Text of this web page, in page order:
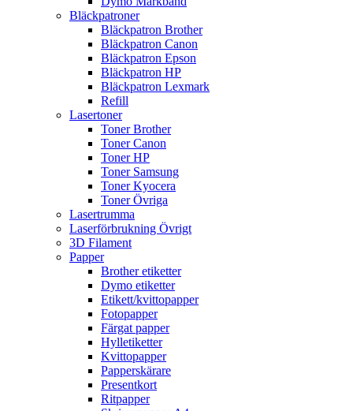
Bläckpatroner
Bläckpatron Brother
Bläckpatron Canon
Bläckpatron Epson
Bläckpatron HP
Bläckpatron Lexmark
Refill
Lasertoner
Toner Brother
Toner Canon
Toner HP
Toner Samsung
Toner Kyocera
Toner Övriga
Lasertrumma
Laserförbrukning Övrigt
3D Filament
Papper
Brother etiketter
Dymo etiketter
Etikett/kvittopapper
Fotopapper
Färgat papper
Hylletiketter
Kvittopapper
Papperskärare
Presentkort
Ritpapper